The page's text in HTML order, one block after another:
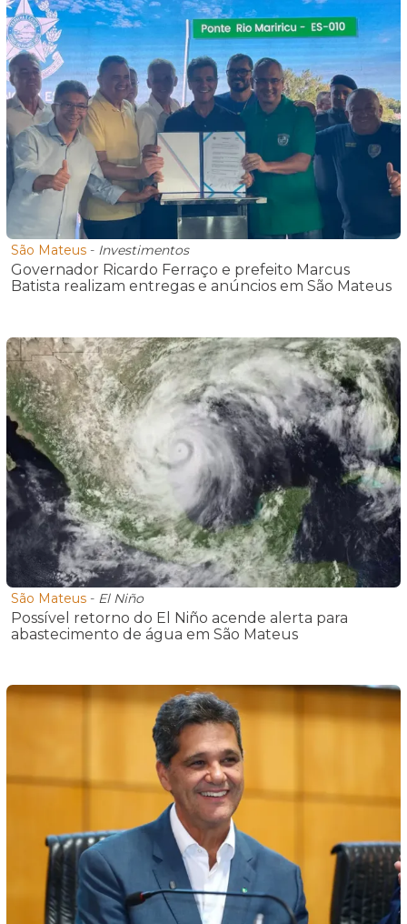
São Mateus - Investimentos
Governador Ricardo Ferraço e prefeito Marcus
Batista realizam entregas e anúncios em São Mateus
São Mateus - El Niño
Possível retorno do El Niño acende alerta para
abastecimento de água em São Mateus